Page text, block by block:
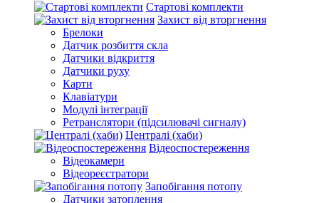
Стартові комплекти
Захист від вторгнення
Брелоки
Датчик розбиття скла
Датчики відкриття
Датчики руху
Карти
Клавіатури
Модулі інтеграції
Ретранслятори (підсилювачі сигналу)
Централі (хаби)
Відеоспостереження
Відеокамери
Відеореєстратори
Запобігання потопу
Датчики затоплення